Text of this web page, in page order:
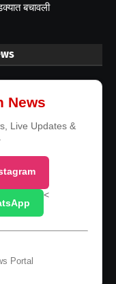
बचावली
News
Live Updates &
<
Portal